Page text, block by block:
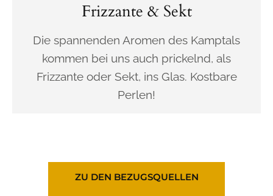
Frizzante & Sekt
Die spannenden Aromen des Kamptals
kommen bei uns auch prickelnd, als
Frizzante oder Sekt, ins Glas. Kostbare
Perlen!
ZU DEN BEZUGSQUELLEN